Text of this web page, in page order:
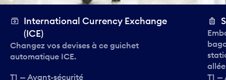
International Currency Exchange
(ICE)
Changez vos devises à ce guichet
automatique ICE.
T1 — Avant-sécurité
T1